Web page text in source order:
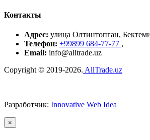
Контакты
Адрес: улица Олтинтопган,
Телефон: +99899 684-77-77 ,
Email: info@alltrade.uz
Copyright © 2019-2026. AllTrade.uz
Разработчик: Innovative Web Idea
×